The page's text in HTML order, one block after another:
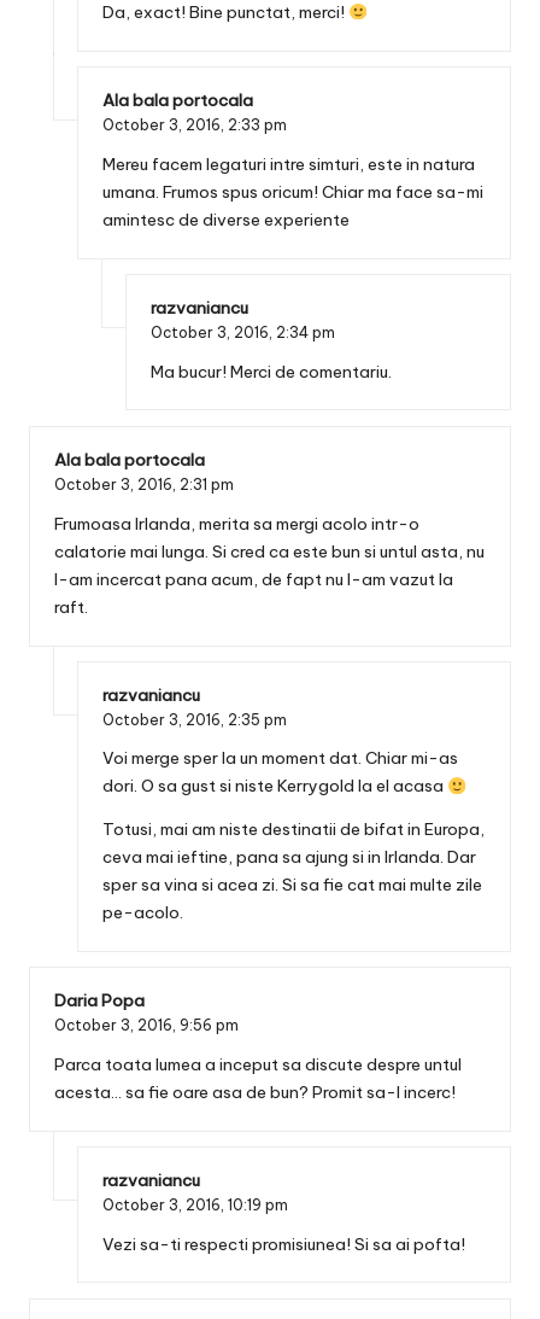
Da, exact! Bine punctat, merci!
Ala bala portocala
October 3, 2016, 2:33 pm
Mereu facem legaturi intre simturi, este in natura
umana. Frumos spus oricum! Chiar ma face sa-mi
amintesc de diverse experiente
razvaniancu
October 3, 2016, 2:34 pm
Ma bucur! Merci de comentariu.
Ala bala portocala
October 3, 2016, 2:31 pm
Frumoasa Irlanda, merita sa mergi acolo intr-o
calatorie mai lunga. Si cred ca este bun si untul asta, nu
l-am incercat pana acum, de fapt nu l-am vazut la
raft.
razvaniancu
October 3, 2016, 2:35 pm
Voi merge sper la un moment dat. Chiar mi-as
dori. O sa gust si niste Kerrygold la el acasa
Totusi, mai am niste destinatii de bifat in Europa,
ceva mai ieftine, pana sa ajung si in Irlanda. Dar
sper sa vina si acea zi. Si sa fie cat mai multe zile
pe-acolo.
Daria Popa
October 3, 2016, 9:56 pm
Parca toata lumea a inceput sa discute despre untul
acesta… sa fie oare asa de bun? Promit sa-l incerc!
razvaniancu
October 3, 2016, 10:19 pm
Vezi sa-ti respecti promisiunea! Si sa ai pofta!